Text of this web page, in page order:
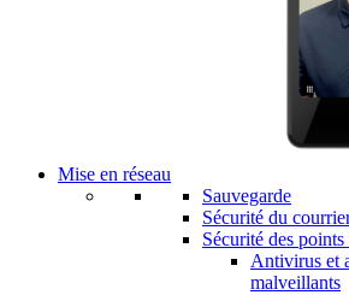
Mise en réseau
Sauvegarde
Sécurité du
Sécurité des
Antivirus et
malveillants